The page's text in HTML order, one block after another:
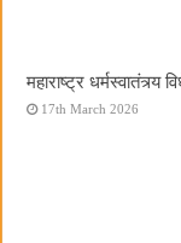
महाराष्ट्र
17th March 2026